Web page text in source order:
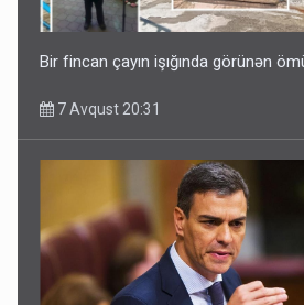
Bir fincan çayın işığında görünən
7 Avqust 20:31